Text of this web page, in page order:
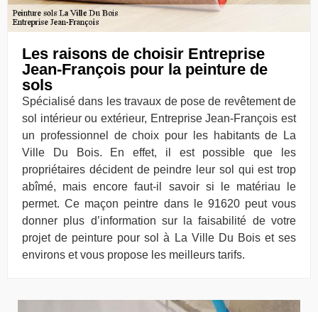
Les raisons de choisir Entreprise
Jean-François pour la peinture de
sols
Spécialisé dans les travaux de pose de revêtement de
sol intérieur ou extérieur, Entreprise Jean-François est
un professionnel de choix pour les habitants de La
Ville Du Bois. En effet, il est possible que les
propriétaires décident de peindre leur sol qui est trop
abîmé, mais encore faut-il savoir si le matériau le
permet. Ce maçon peintre dans le 91620 peut vous
donner plus d’information sur la faisabilité de votre
projet de peinture pour sol à La Ville Du Bois et ses
environs et vous propose les meilleurs tarifs.